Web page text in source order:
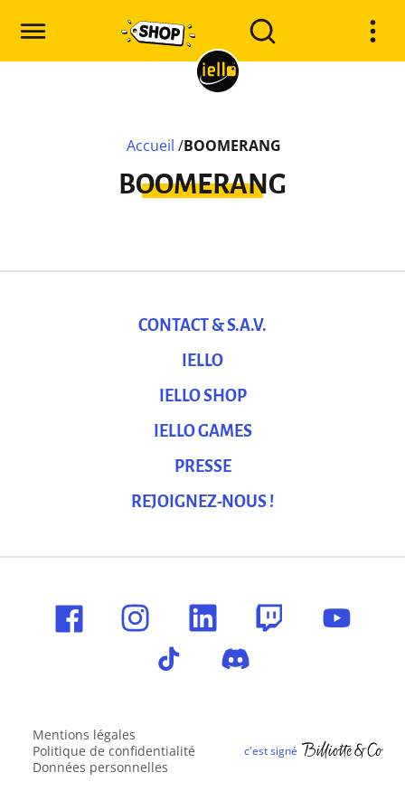
Accueil /BOOMERANG
BOOMERANG
CONTACT & S.A.V.
IELLO
IELLO SHOP
IELLO GAMES
PRESSE
REJOIGNEZ-NOUS !
Mentions légales
Politique de confidentialité
Données personnelles